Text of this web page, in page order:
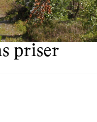
priser